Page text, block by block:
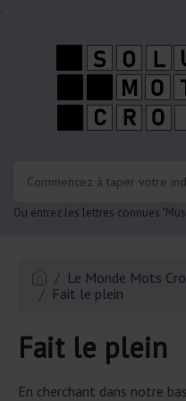
.
Ou entrez les lettres connues
Le Monde Mots
Fait le plein
Fait le plein
En cherchant dans notre